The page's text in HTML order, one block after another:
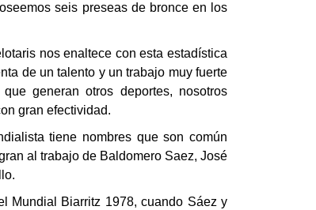
seis preseas de bronce en los
nos enaltece con esta estadística
de un talento y un trabajo muy fuerte
generan otros deportes, nosotros
gran efectividad.
tiene nombres que son común
al trabajo de Baldomero Saez, José
Mundial Biarritz 1978, cuando Sáez y